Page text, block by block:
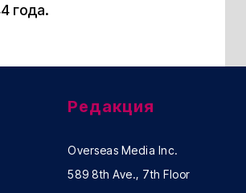
года.
Редакция
Overseas Media Inc.
589 8th Ave., 7th Floor